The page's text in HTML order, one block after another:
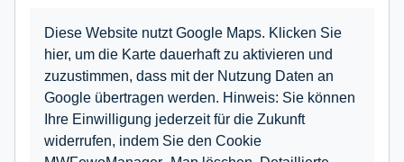
Diese Website nutzt Google Maps. Klicken Sie
hier, um die Karte dauerhaft zu aktivieren und
zuzustimmen, dass mit der Nutzung Daten an
Google übertragen werden. Hinweis: Sie können
Ihre Einwilligung jederzeit für die Zukunft
widerrufen, indem Sie den Cookie